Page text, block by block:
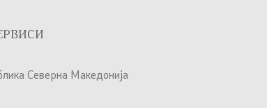
Северна Македонија